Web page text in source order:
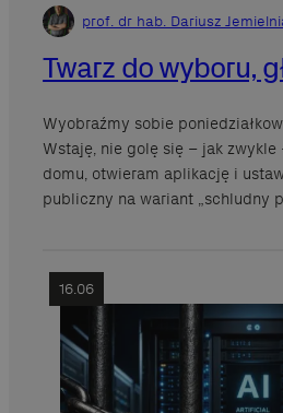
prof. dr hab. Dariusz
Twarz do wyboru,
Wyobraźmy sobie
Wstaję, nie golę się – jak
domu, otwieram aplikację i
publiczny na wariant „schludny
16.06